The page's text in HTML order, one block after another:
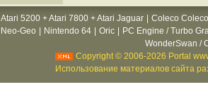
Atari 5200 + Atari 7800 + Atari Jaguar
Coleco
Neo-Geo Nintendo 64 Oric
PC Engine / Turbo
WonderSwan /
Copyright © 2006-2026 Portal
Использование материалов сайта